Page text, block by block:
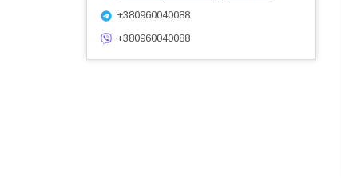
+380960040088
+380960040088